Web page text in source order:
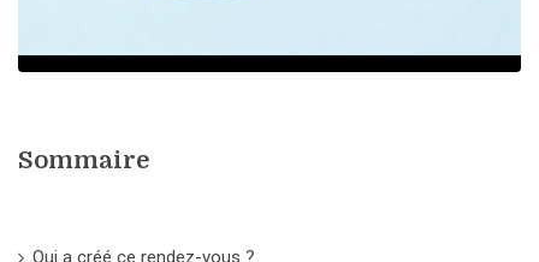
Sommaire
Qui a créé ce rendez-vous ?